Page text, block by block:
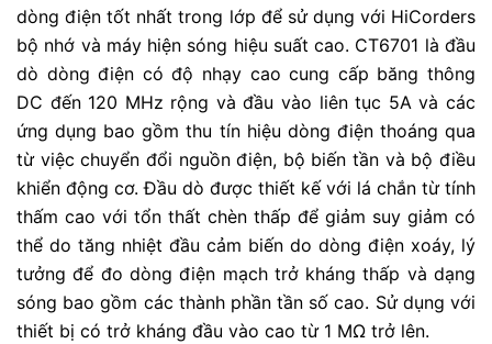
dòng điện tốt nhất trong lớp để sử dụng với HiCorders
bộ nhớ và máy hiện sóng hiệu suất cao. CT6701 là đầu
dò dòng điện có độ nhạy cao cung cấp băng thông
DC đến 120 MHz rộng và đầu vào liên tục 5A và các
ứng dụng bao gồm thu tín hiệu dòng điện thoáng qua
từ việc chuyển đổi nguồn điện, bộ biến tần và bộ điều
khiển động cơ. Đầu dò được thiết kế với lá chắn từ tính
thấm cao với tổn thất chèn thấp để giảm suy giảm có
thể do tăng nhiệt đầu cảm biến do dòng điện xoáy, lý
tưởng để đo dòng điện mạch trở kháng thấp và dạng
sóng bao gồm các thành phần tần số cao. Sử dụng với
thiết bị có trở kháng đầu vào cao từ 1 MΩ trở lên.